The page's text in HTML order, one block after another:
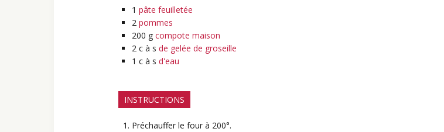
1 pâte feuilletée
2 pommes
200 g compote maison
2 c à s de gelée de groseille
1 c à s d'eau
INSTRUCTIONS
Préchauffer le four à 200°.